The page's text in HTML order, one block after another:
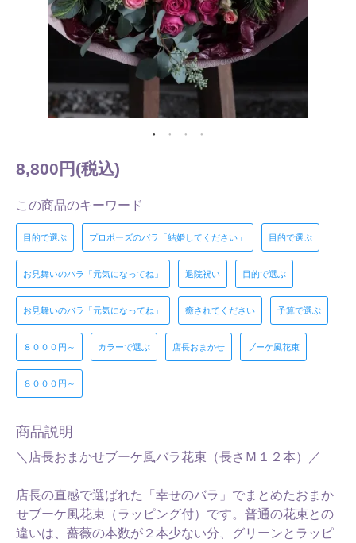
8,800円(税込)
この商品のキーワード
目的で選ぶ プロポーズのバラ「結婚してください」 目的で選ぶ
お見舞いのバラ「元気になってね」 退院祝い 目的で選ぶ
お見舞いのバラ「元気になってね」 癒されてください 予算で選ぶ
８０００円～ カラーで選ぶ 店長おまかせ ブーケ風花束
８０００円～
商品説明
＼店長おまかせブーケ風バラ花束（長さＭ１２本）／
店長の直感で選ばれた「幸せのバラ」でまとめたおまか
せブーケ風花束（ラッピング付）です。普通の花束との
違いは、薔薇の本数が２本少ない分、グリーンとラッピ